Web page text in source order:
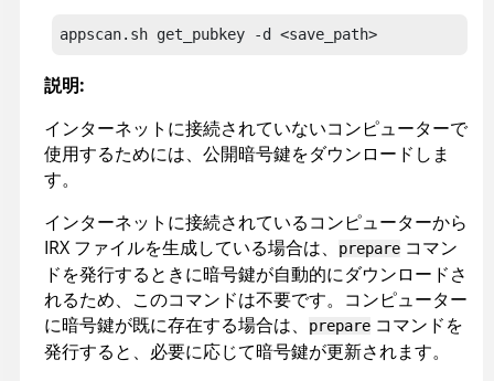
appscan.sh get_pubkey -d <save_path>
説明:
インターネットに接続されていないコンピューターで
使用するためには、公開暗号鍵をダウンロードしま
す。
インターネットに接続されているコンピューターから
IRX ファイルを生成している場合は、 prepare コマン
ドを発行するときに暗号鍵が自動的にダウンロードさ
れるため、このコマンドは不要です。コンピューター
に暗号鍵が既に存在する場合は、
prepare コマンドを
発行すると、必要に応じて暗号鍵が更新されます。